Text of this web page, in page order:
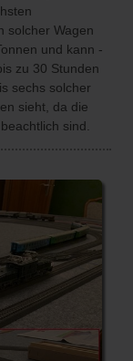
solcher Wagen
und kann -
zu 30 Stunden
sechs solcher
sieht, da die
sind.